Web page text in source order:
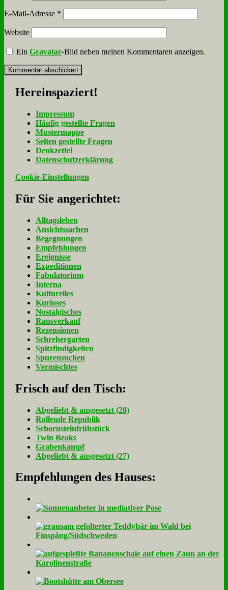
E-Mail-Adresse *
Website
EinGravatar-Bild neben meinen Kommentaren anzeigen.
Her­ein­spa­ziert!
Im­pres­sum
Häu­fig ge­stell­te Fra­gen
Mu­ster­map­pe
Sel­ten ge­stell­te Fra­gen
Denk­zet­tel
Da­ten­schutz­er­klä­rung
Cookie-Einstellungen
Für Sie an­ge­rich­tet:
Alltagsleben
Ansichtssachen
Begegnungen
Empfehlungen
Ereignisse
Expeditionen
Fabulatorium
Interna
Kulturelles
Kurioses
Nostalgisches
Rausverkauf
Rezensionen
Schrebergarten
Spitzfindigkeiten
Spurensuchen
Vermischtes
Frisch auf den Tisch:
Ab­ge­liebt & aus­ge­setzt (28)
Rol­len­de Re­pu­blik
Schorn­stein­früh­stück
Twin Beaks
Gra­ben­kampf
Ab­ge­liebt & aus­ge­setzt (27)
Empfehlungen des Hauses: